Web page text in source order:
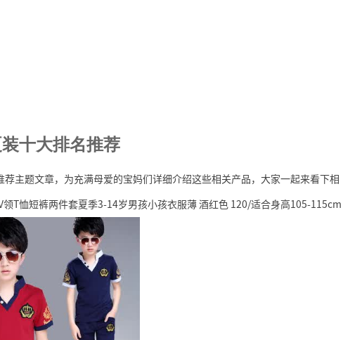
十大排名推荐
主题文章，为充满母爱的宝妈们详细介绍这些相关产品，大家一起来看下相
T恤短裤两件套夏季3-14岁男孩小孩衣服薄 酒红色 120/适合身高105-115cm